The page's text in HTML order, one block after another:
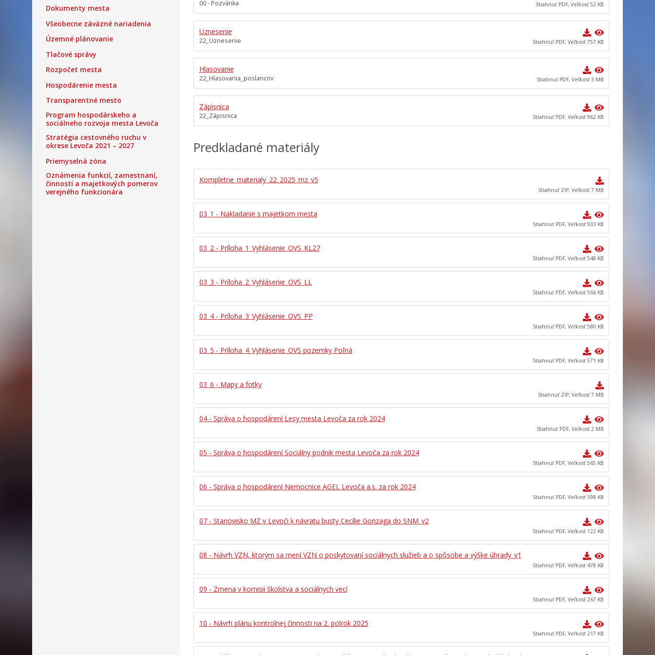
Dokumenty mesta
Všeobecne záväzné nariadenia
Územné plánovanie
Tlačové správy
Rozpočet mesta
Hospodárenie mesta
Transparentné mesto
Program hospodárskeho a
sociálneho rozvoja mesta Levoča
Stratégia cestovného ruchu v
okrese Levoča 2021 – 2027
Priemyselná zóna
Oznámenia funkcií, zamestnaní,
činností a majetkových pomerov
verejného funkcionára
00 - Pozvánka Stiahnuť PDF, Veľkosť 52 KB
Uznesenie
22_Uznesenie Stiahnuť PDF, Veľkosť 757 KB
Hlasovanie
22_Hlasovania_poslancov Stiahnuť PDF, Veľkosť 3 MB
Zápisnica
22_Zápisnica Stiahnuť PDF, Veľkosť 962 KB
Predkladané materiály
Kompletne_materialy_22_2025_mz_v5
Stiahnuť ZIP, Veľkosť 7 MB
03_1 - Nakladanie s majetkom mesta
Stiahnuť PDF, Veľkosť 933 KB
03_2 - Príloha_1_Vyhlásenie_OVS_KL27
Stiahnuť PDF, Veľkosť 548 KB
03_3 - Príloha_2_Vyhlásenie_OVS_LL
Stiahnuť PDF, Veľkosť 566 KB
03_4 - Príloha_3_Vyhlásenie_OVS_PP
Stiahnuť PDF, Veľkosť 580 KB
03_5 - Príloha_4_Vyhlásenie_OVS pozemky Poľná
Stiahnuť PDF, Veľkosť 571 KB
03_6 - Mapy a fotky
Stiahnuť ZIP, Veľkosť 7 MB
04 - Správa o hospodárení Lesy mesta Levoča za rok 2024
Stiahnuť PDF, Veľkosť 2 MB
05 - Správa o hospodárení Sociálny podnik mesta Levoča za rok 2024
Stiahnuť PDF, Veľkosť 565 KB
06 - Správa o hospodárení Nemocnice AGEL Levoča a.s. za rok 2024
Stiahnuť PDF, Veľkosť 598 KB
07 - Stanovisko MZ v Levoči k návratu busty Cecílie Gonzaga do SNM_v2
Stiahnuť PDF, Veľkosť 122 KB
08 - Návrh VZN, ktorým sa mení VZN o poskytovaní sociálnych služieb a o spôsobe a výške úhrady_v1
Stiahnuť PDF, Veľkosť 478 KB
09 - Zmena v komisii školstva a sociálnych vecí
Stiahnuť PDF, Veľkosť 267 KB
10 - Návrh plánu kontrolnej činnosti na 2. polrok 2025
Stiahnuť PDF, Veľkosť 217 KB